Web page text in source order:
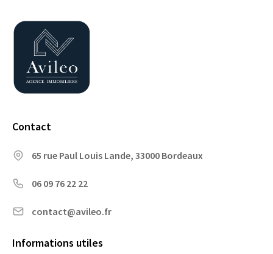
Contact
65 rue Paul Louis Lande, 33000 Bordeaux
06 09 76 22 22
contact@avileo.fr
Informations utiles